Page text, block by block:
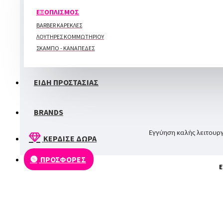
ΕΞΟΠΛΙΣΜΟΣ
BARBER ΚΑΡΕΚΛΕΣ
ΛΟΥΤΗΡΕΣ ΚΟΜΜΩΤΗΡΙΟΥ
ΣΚΑΜΠΟ - ΚΑΝΑΠΕΔΕΣ
ΕΙΔΗ ΠΡΟΣΤΑΣΙΑΣ
BRANDS
ΚΕΡΔΙΣΕ ΔΩΡΑ
ΠΡΟΣΦΟΡΕΣ
Εγγύηση καλής